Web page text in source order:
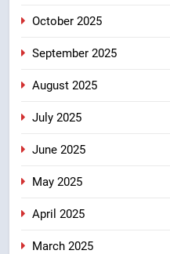
October 2025
September 2025
August 2025
July 2025
June 2025
May 2025
April 2025
March 2025